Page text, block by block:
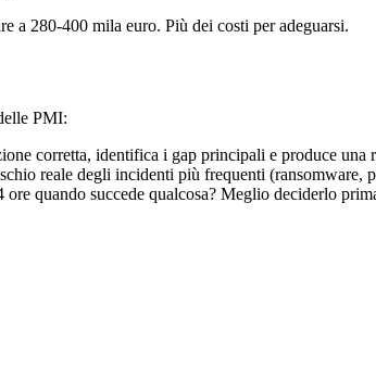
a 280-400 mila euro. Più dei costi per adeguarsi.
PMI:
corretta, identifica i gap principali e produce una
reale degli incidenti più frequenti (ransomware,
ore quando succede qualcosa? Meglio deciderlo